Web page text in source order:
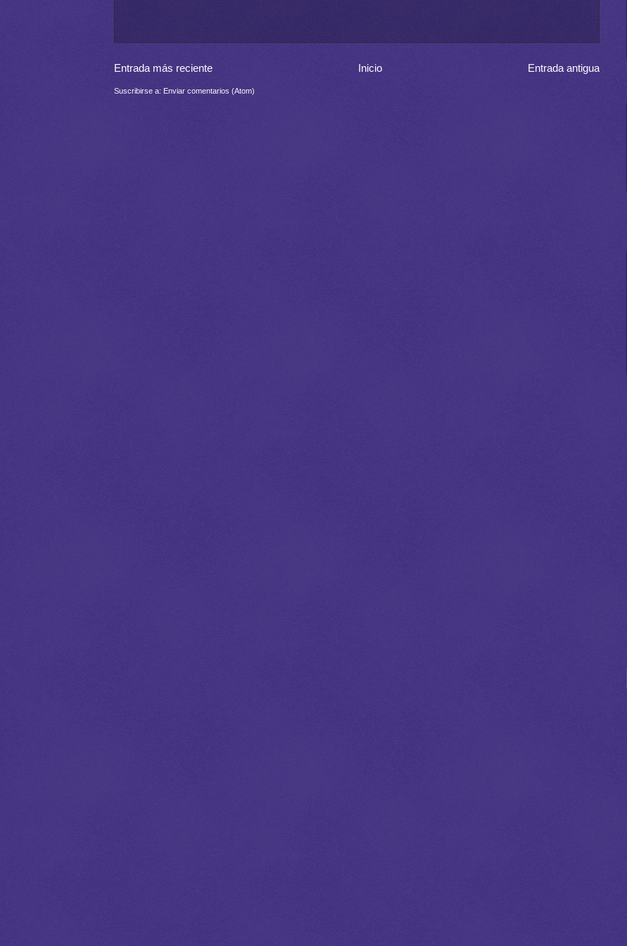
Entrada más reciente Entrada antigua
Inicio
Suscribirse a: Enviar comentarios (Atom)